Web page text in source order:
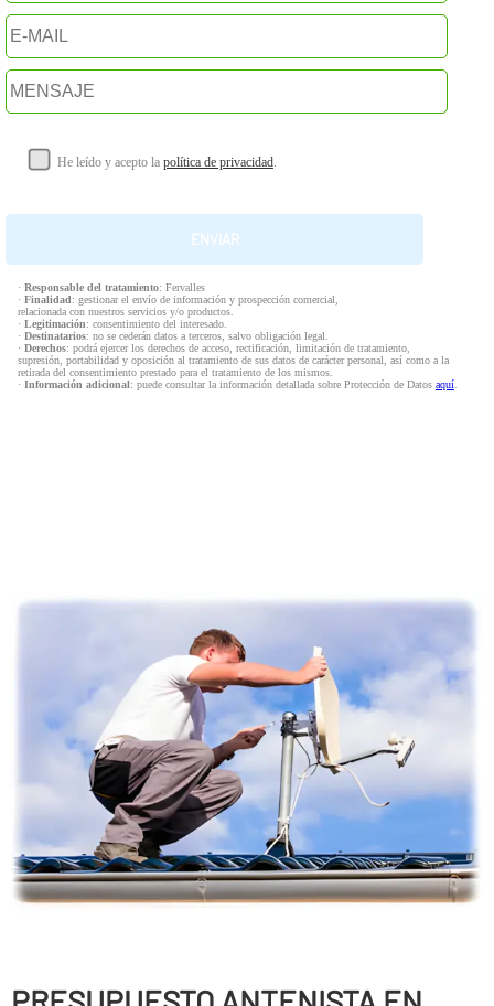
He leído y acepto la política de privacidad.
· Responsable del tratamiento: Fervalles
· Finalidad: gestionar el envío de información y prospección comercial,
relacionada con nuestros servicios y/o productos.
· Legitimación: consentimiento del interesado.
· Destinatarios: no se cederán datos a terceros, salvo obligación legal.
· Derechos: podrá ejercer los derechos de acceso, rectificación, limitación de tratamiento,
supresión, portabilidad y oposición al tratamiento de sus datos de carácter personal, así como a la
retirada del consentimiento prestado para el tratamiento de los mismos.
· Información adicional: puede consultar la información detallada sobre Protección de Datos aquí.